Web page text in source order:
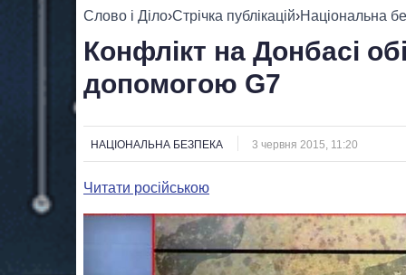
УСІ ПОЛІТИКИ ПРЕЗИДЕНТ І
Слово і Діло›Стрічка публікацій›Національна
Конфлікт на Донбасі
допомогою G7
НАЦІОНАЛЬНА БЕЗПЕКА 3 червня 2015, 11:20
Читати російською